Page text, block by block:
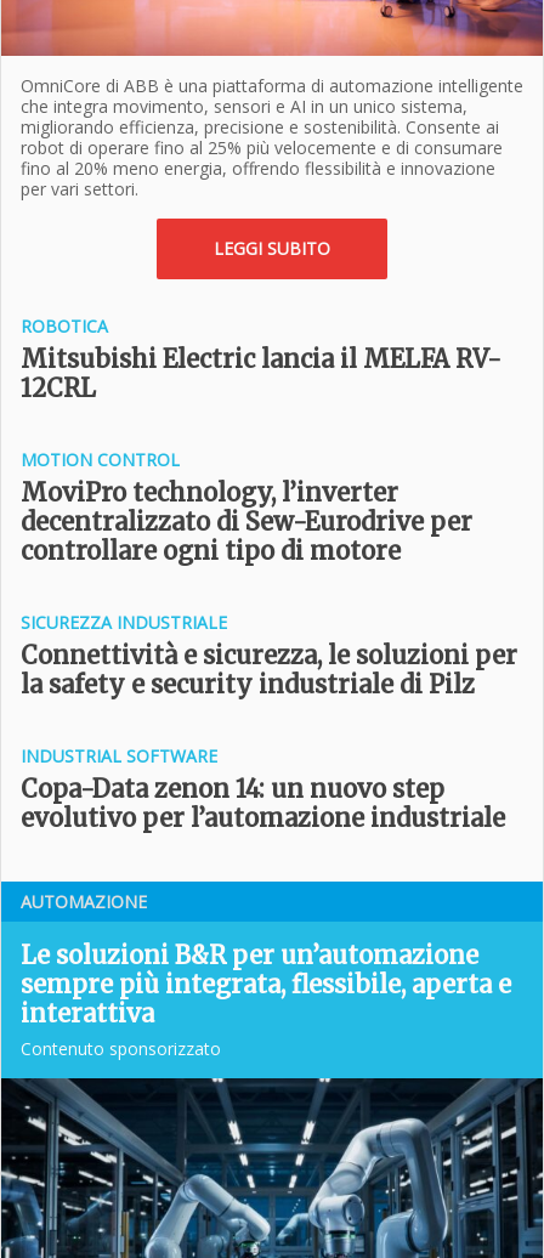
OmniCore di ABB è una piattaforma di automazione intelligente
che integra movimento, sensori e AI in un unico sistema,
migliorando efficienza, precisione e sostenibilità. Consente ai
robot di operare fino al 25% più velocemente e di consumare
fino al 20% meno energia, offrendo flessibilità e innovazione
per vari settori.
LEGGI SUBITO
ROBOTICA
Mitsubishi Electric lancia il MELFA RV-
12CRL
MOTION CONTROL
MoviPro technology, l’inverter
decentralizzato di Sew-Eurodrive per
controllare ogni tipo di motore
SICUREZZA INDUSTRIALE
Connettività e sicurezza, le soluzioni per
la safety e security industriale di Pilz
INDUSTRIAL SOFTWARE
Copa-Data zenon 14: un nuovo step
evolutivo per l’automazione industriale
AUTOMAZIONE
Le soluzioni B&R per un’automazione
sempre più integrata, flessibile, aperta e
interattiva
Contenuto sponsorizzato